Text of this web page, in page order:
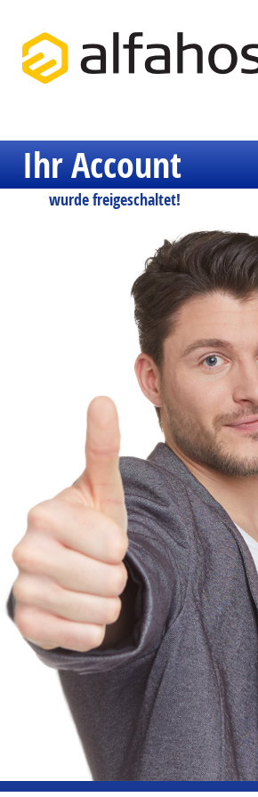
Ihr Account
wurde freigeschaltet!